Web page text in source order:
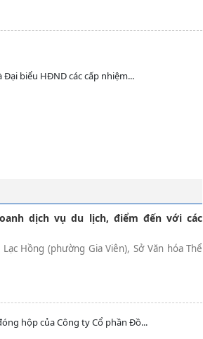
biểu HĐND các cấp nhiệm...
dịch vụ du lịch, điểm đến với các
Hồng (phường Gia Viên), Sở Văn hóa Thể
hộp của Công ty Cổ phần Đồ...